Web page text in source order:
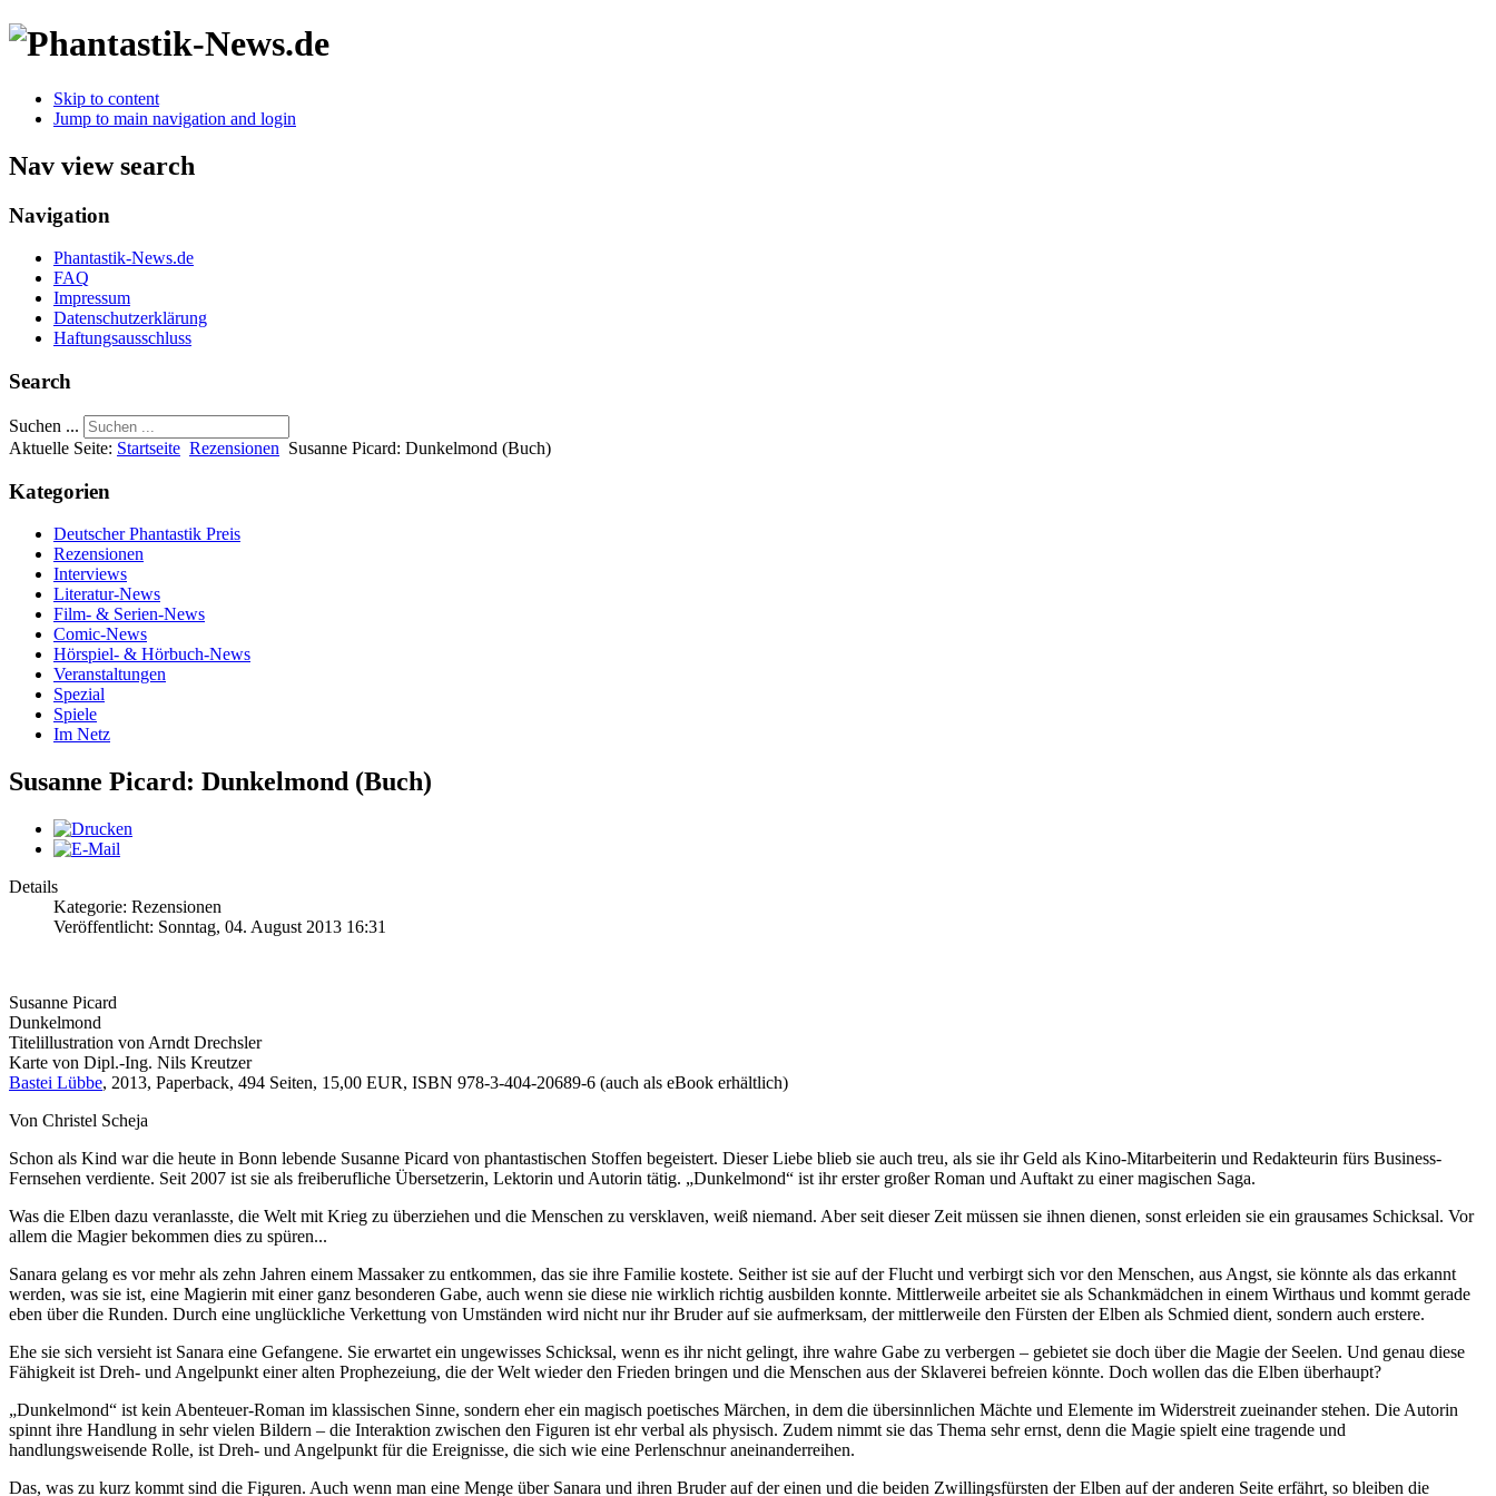
Skip to content
Jump to main navigation and login
Nav view search
Navigation
Phantastik-News.de
FAQ
Impressum
Datenschutzerklärung
Haftungsausschluss
Search
Suchen ...
Aktuelle Seite: Startseite Rezensionen Susanne Picard: Dunkelmond (Buch)
Kategorien
Deutscher Phantastik Preis
Rezensionen
Interviews
Literatur-News
Film- & Serien-News
Comic-News
Hörspiel- & Hörbuch-News
Veranstaltungen
Spezial
Spiele
Im Netz
Susanne Picard: Dunkelmond (Buch)
Details
Kategorie: Rezensionen
Veröffentlicht: Sonntag, 04. August 2013 16:31
Susanne Picard
Dunkelmond
Titelillustration von Arndt Drechsler
Karte von Dipl.-Ing. Nils Kreutzer
Bastei Lübbe, 2013, Paperback, 494 Seiten, 15,00 EUR, ISBN 978-3-404-20689-6 (auch als eBook erhältlich)
Von Christel Scheja
Schon als Kind war die heute in Bonn lebende Susanne Picard von phantastischen Stoffen begeistert. Dieser Liebe blieb sie auch treu, als sie ihr Geld als Kino-Mitarbeiterin und Redakteurin fürs Business-
Fernsehen verdiente. Seit 2007 ist sie als freiberufliche Übersetzerin, Lektorin und Autorin tätig. „Dunkelmond“ ist ihr erster großer Roman und Auftakt zu einer magischen Saga.
Was die Elben dazu veranlasste, die Welt mit Krieg zu überziehen und die Menschen zu versklaven, weiß niemand. Aber seit dieser Zeit müssen sie ihnen dienen, sonst erleiden sie ein grausames Schicksal. Vor
allem die Magier bekommen dies zu spüren...
Sanara gelang es vor mehr als zehn Jahren einem Massaker zu entkommen, das sie ihre Familie kostete. Seither ist sie auf der Flucht und verbirgt sich vor den Menschen, aus Angst, sie könnte als das erkannt
werden, was sie ist, eine Magierin mit einer ganz besonderen Gabe, auch wenn sie diese nie wirklich richtig ausbilden konnte. Mittlerweile arbeitet sie als Schankmädchen in einem Wirthaus und kommt gerade
eben über die Runden. Durch eine unglückliche Verkettung von Umständen wird nicht nur ihr Bruder auf sie aufmerksam, der mittlerweile den Fürsten der Elben als Schmied dient, sondern auch erstere.
Ehe sie sich versieht ist Sanara eine Gefangene. Sie erwartet ein ungewisses Schicksal, wenn es ihr nicht gelingt, ihre wahre Gabe zu verbergen – gebietet sie doch über die Magie der Seelen. Und genau diese
Fähigkeit ist Dreh- und Angelpunkt einer alten Prophezeiung, die der Welt wieder den Frieden bringen und die Menschen aus der Sklaverei befreien könnte. Doch wollen das die Elben überhaupt?
„Dunkelmond“ ist kein Abenteuer-Roman im klassischen Sinne, sondern eher ein magisch poetisches Märchen, in dem die übersinnlichen Mächte und Elemente im Widerstreit zueinander stehen. Die Autorin
spinnt ihre Handlung in sehr vielen Bildern – die Interaktion zwischen den Figuren ist ehr verbal als physisch. Zudem nimmt sie das Thema sehr ernst, denn die Magie spielt eine tragende und
handlungsweisende Rolle, ist Dreh- und Angelpunkt für die Ereignisse, die sich wie eine Perlenschnur aneinanderreihen.
Das, was zu kurz kommt sind die Figuren. Auch wenn man eine Menge über Sanara und ihren Bruder auf der einen und die beiden Zwillingsfürsten der Elben auf der anderen Seite erfährt, so bleiben die